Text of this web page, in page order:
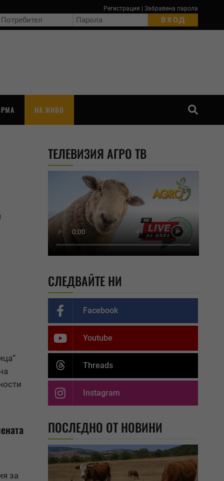
Регистрация Забравена парола
НА ЖИВО
за
ТЕЛЕВИЗИЯ АГРО ТВ
СЛЕДВАЙТЕ НИ
Facebook
Youtube
Threads
Instagram
ПОСЛЕДНО ОТ НОВИНИ